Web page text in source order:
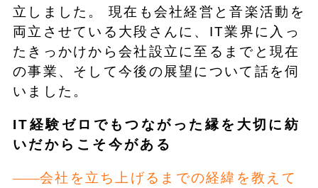
立しました。 現在も会社経営と音楽活動を
両立させている大段さんに、IT業界に入っ
たきっかけから会社設立に至るまでと現在
の事業、そして今後の展望について話を伺
いました。
IT経験ゼロでもつながった縁を大切に紡
いだからこそ今がある
会社を立ち上げるまでの経緯を教えて